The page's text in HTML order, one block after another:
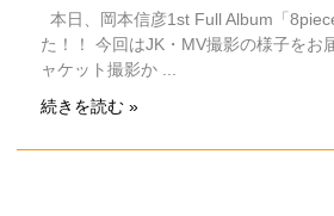
本日、岡本信彦1st Full Album「
た！！ 今回はJK・MV撮影の様子を
ャケット撮影か ...
続きを読む »